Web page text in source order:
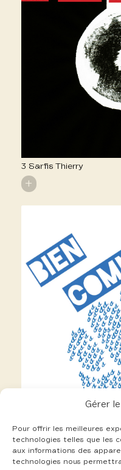
Gérer
Pour offrir les meilleures
technologies telles que les
aux informations des
technologies nous
3 Sarfis Thierry
+